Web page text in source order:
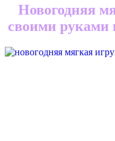
Новогодняя
своими руками